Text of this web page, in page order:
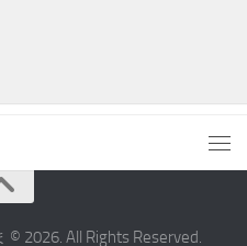
2026. All Rights Reserved.